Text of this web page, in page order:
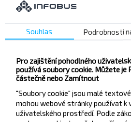
Chcete cestovat
levněji?
nabídky od společnosti
odběru novinek a cestujte s
Souhlas Podrobnosti
Pro zajištění pohodlného
používá soubory cookie. Můžete je
částečně nebo Zamítnout
"Soubory cookie" jsou malé
mohou webové stránky používat k
uživatelského prostředí. Podle